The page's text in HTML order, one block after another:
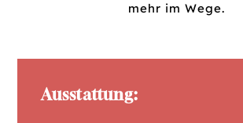
mehr im Wege.
Ausstattung: